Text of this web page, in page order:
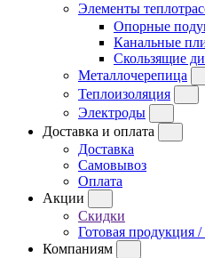
Элементы
Опорные
Канальные
Скользящие
Металлочерепица
Теплоизоляция
Электроды
Доставка и оплата
Доставка
Самовывоз
Оплата
Акции
Скидки
Готовая продукция
Компаниям